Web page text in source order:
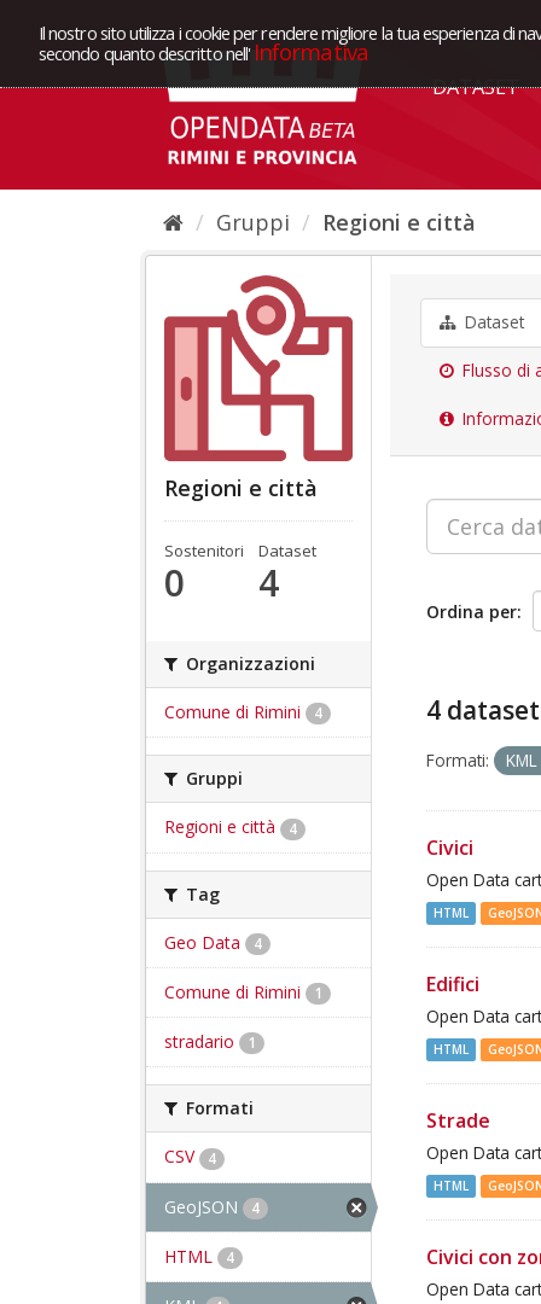
Il nostro sito utilizza i cookie per rendere migliore la tua esperienza di
secondo quanto descritto nell' Informativa
DATASET
Gruppi Regioni e città
Regioni e città
Sostenitori
0
Dataset
4
Organizzazioni
Comune di Rimini 4
Gruppi
Regioni e città 4
Tag
Geo Data 4
Comune di Rimini 1
stradario 1
Formati
CSV 4
GeoJSON 4
HTML 4
Dataset
Flusso di
Ordina per
4
Formati: KML
Civici
Open Data
HTML
Edifici
Open Data
HTML
Strade
Open Data
HTML
Civici con
Open Data